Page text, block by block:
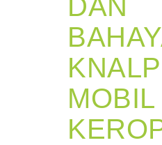
DAN
MOBIL